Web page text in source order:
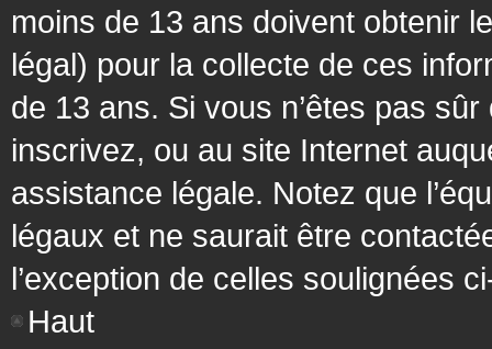
moins de 13 ans doivent obtenir
légal) pour la collecte de ces
de 13 ans. Si vous n’êtes pas
inscrivez, ou au site Internet
assistance légale. Notez que
légaux et ne saurait être
l’exception de celles soulignées
Haut